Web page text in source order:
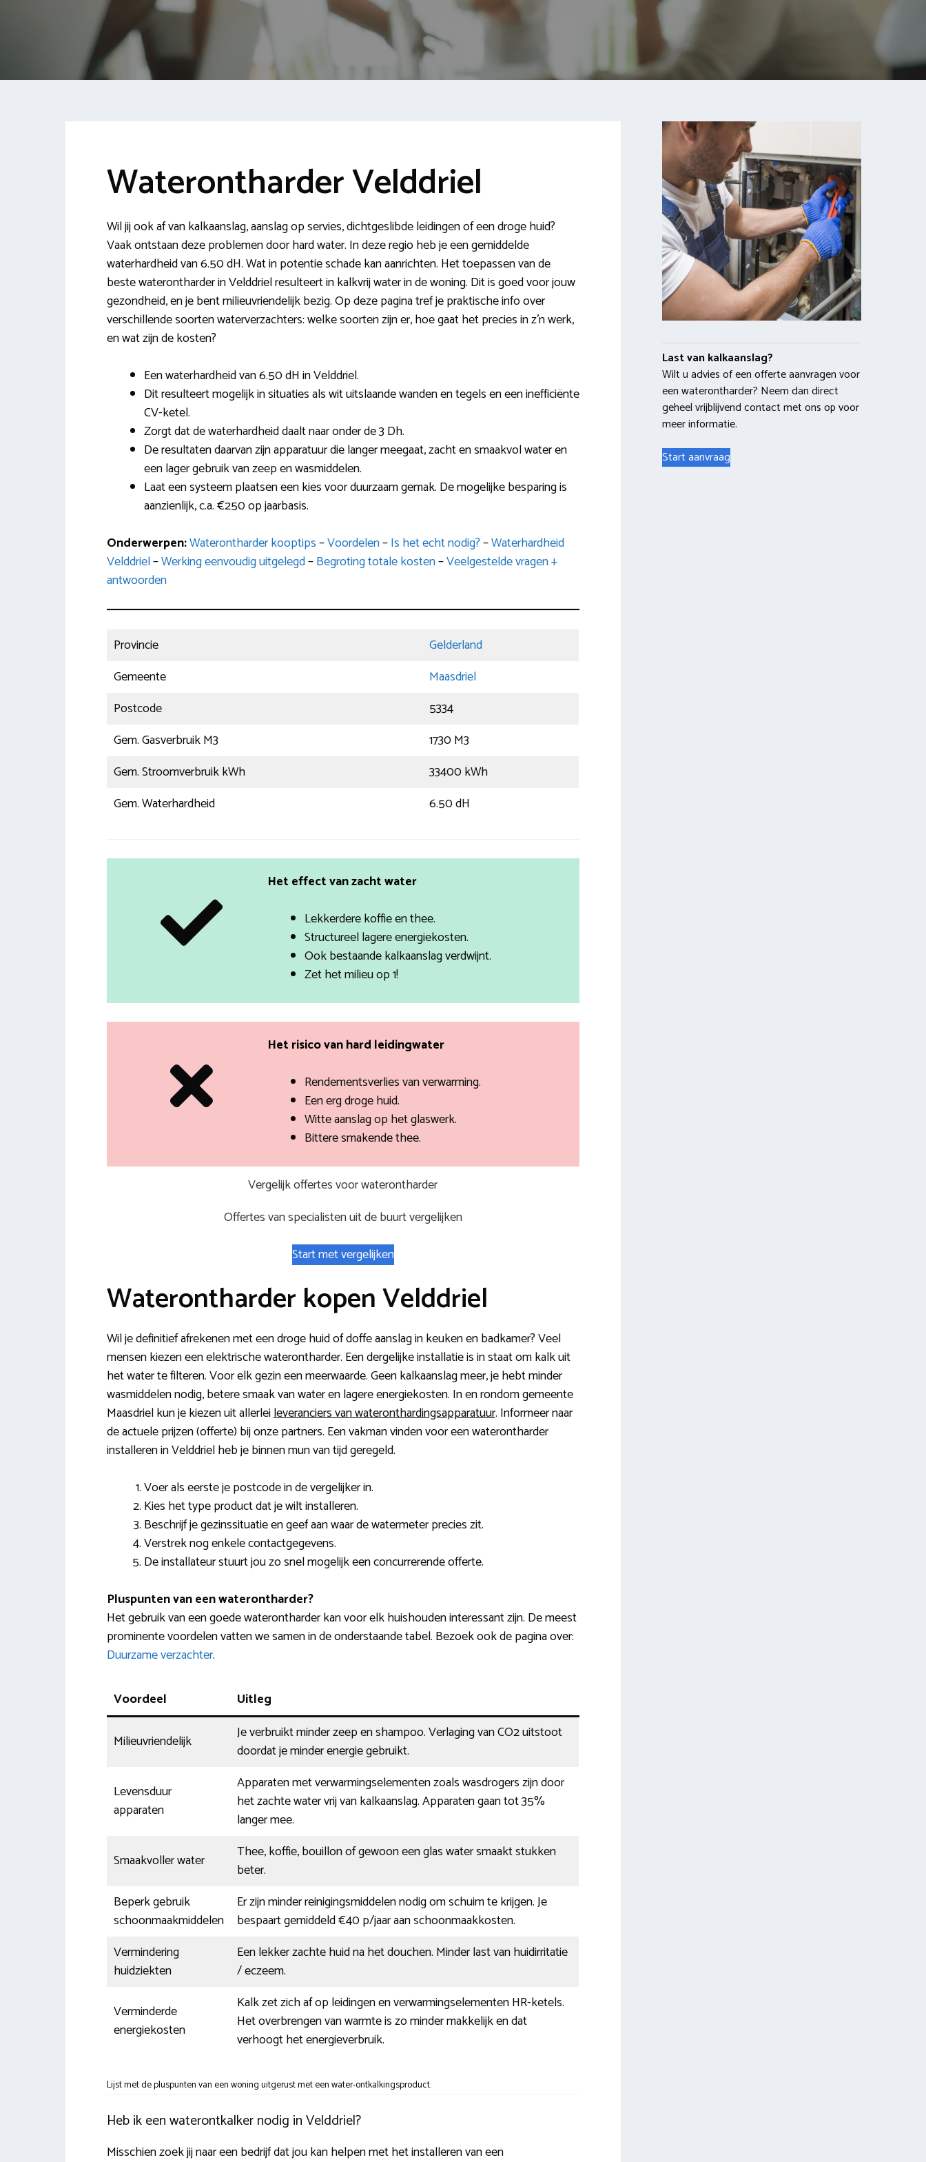
Waterontharder Velddriel
Wil jij ook af van kalkaanslag, aanslag op servies, dichtgeslibde leidingen of een droge huid?
Vaak ontstaan deze problemen door hard water. In deze regio heb je een gemiddelde
waterhardheid van 6.50 dH. Wat in potentie schade kan aanrichten. Het toepassen van de
beste waterontharder in Velddriel resulteert in kalkvrij water in de woning. Dit is goed voor jouw
gezondheid, en je bent milieuvriendelijk bezig. Op deze pagina tref je praktische info over
verschillende soorten waterverzachters: welke soorten zijn er, hoe gaat het precies in z’n werk,
en wat zijn de kosten?
Een waterhardheid van 6.50 dH in Velddriel.
Dit resulteert mogelijk in situaties als wit uitslaande wanden en tegels en een inefficiënte
CV-ketel.
Zorgt dat de waterhardheid daalt naar onder de 3 Dh.
De resultaten daarvan zijn apparatuur die langer meegaat, zacht en smaakvol water en
een lager gebruik van zeep en wasmiddelen.
Laat een systeem plaatsen een kies voor duurzaam gemak. De mogelijke besparing is
aanzienlijk, c.a. €250 op jaarbasis.
Onderwerpen:Waterontharder kooptips–Voordelen–Is het echt nodig?–Waterhardheid
Velddriel–Werking eenvoudig uitgelegd–Begroting totale kosten–Veelgestelde vragen +
antwoorden
Provincie
Gelderland
Gemeente
Maasdriel
Postcode
5334
Gem. Gasverbruik M3
1730 M3
Gem. Stroomverbruik kWh
33400 kWh
Gem. Waterhardheid
6.50 dH
Het effect van zacht water
Lekkerdere koffie en thee.
Structureel lagere energiekosten.
Ook bestaande kalkaanslag verdwijnt.
Zet het milieu op 1!
Het risico van hard leidingwater
Rendementsverlies van verwarming.
Een erg droge huid.
Witte aanslag op het glaswerk.
Bittere smakende thee.
Vergelijk offertes voor waterontharder
Offertes van specialisten uit de buurt vergelijken
Start met vergelijken
Waterontharder kopen Velddriel
Wil je definitief afrekenen met een droge huid of doffe aanslag in keuken en badkamer? Veel
mensen kiezen een elektrische waterontharder. Een dergelijke installatie is in staat om kalk uit
het water te filteren. Voor elk gezin een meerwaarde. Geen kalkaanslag meer, je hebt minder
wasmiddelen nodig, betere smaak van water en lagere energiekosten. In en rondom gemeente
Maasdriel kun je kiezen uit allerleileveranciers van wateronthardingsapparatuur. Informeer naar
de actuele prijzen (offerte) bij onze partners. Een vakman vinden voor een waterontharder
installeren in Velddriel heb je binnen mun van tijd geregeld.
Voer als eerste je postcode in de vergelijker in.
Kies het type product dat je wilt installeren.
Beschrijf je gezinssituatie en geef aan waar de watermeter precies zit.
Verstrek nog enkele contactgegevens.
De installateur stuurt jou zo snel mogelijk een concurrerende offerte.
Pluspunten van een waterontharder?
Het gebruik van een goede waterontharder kan voor elk huishouden interessant zijn. De meest
prominente voordelen vatten we samen in de onderstaande tabel. Bezoek ook de pagina over:
Duurzame verzachter.
Voordeel Uitleg
Milieuvriendelijk
Je verbruikt minder zeep en shampoo. Verlaging van CO2 uitstoot
doordat je minder energie gebruikt.
Levensduur
apparaten
Apparaten met verwarmingselementen zoals wasdrogers zijn door
het zachte water vrij van kalkaanslag. Apparaten gaan tot 35%
langer mee.
Smaakvoller water
Thee, koffie, bouillon of gewoon een glas water smaakt stukken
beter.
Beperk gebruik
schoonmaakmiddelen
Er zijn minder reinigingsmiddelen nodig om schuim te krijgen. Je
bespaart gemiddeld €40 p/jaar aan schoonmaakkosten.
Vermindering
huidziekten
Een lekker zachte huid na het douchen. Minder last van huidirritatie
/ eczeem.
Verminderde
energiekosten
Kalk zet zich af op leidingen en verwarmingselementen HR-ketels.
Het overbrengen van warmte is zo minder makkelijk en dat
verhoogt het energieverbruik.
Lijst met de pluspunten van een woning uitgerust met een water-ontkalkingsproduct.
Heb ik een waterontkalker nodig in Velddriel?
Misschien zoek jij naar een bedrijf dat jou kan helpen met het installeren van een
Last van kalkaanslag?
Wilt u advies of een offerte aanvragen voor
een waterontharder? Neem dan direct
geheel vrijblijvend contact met ons op voor
meer informatie.
Start aanvraag